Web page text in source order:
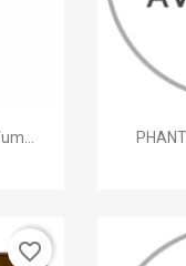
favorite_border